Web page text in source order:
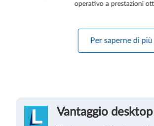
operativo a prestazioni
Per saperne di più
Vantaggio